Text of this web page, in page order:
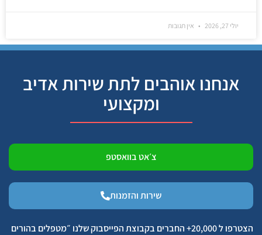
יולי 27, 2026 אין תגובות
אנחנו אוהבים לתת שירות אדיב
ומקצועי
צ׳אט בוואסטפ
שירות והזמנות
הצטרפו ל 20,000+ החברים בקבוצת הפייסבוק שלנו ״מטפלים בהורים